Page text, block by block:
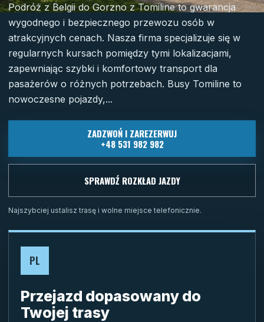
Podróż z Belgii do Gorzno z Tomiline to gwarancja
wygodnego i bezpiecznego przewozu osób w
atrakcyjnych cenach. Nasza firma specjalizuje się w
regularnych kursach pomiędzy tymi lokalizacjami,
zapewniając szybki i komfortowy transport dla
pasażerów o różnych potrzebach. Busy Tomiline to
nowoczesne pojazdy,...
ZADZWOŃ I ZAREZERWUJ
+48 531 982 982
SPRAWDŹ ROZKŁAD JAZDY
Najszybciej ustalisz trasę i wolne miejsce telefonicznie.
PL
Przejazd dopasowany do
Twojej trasy